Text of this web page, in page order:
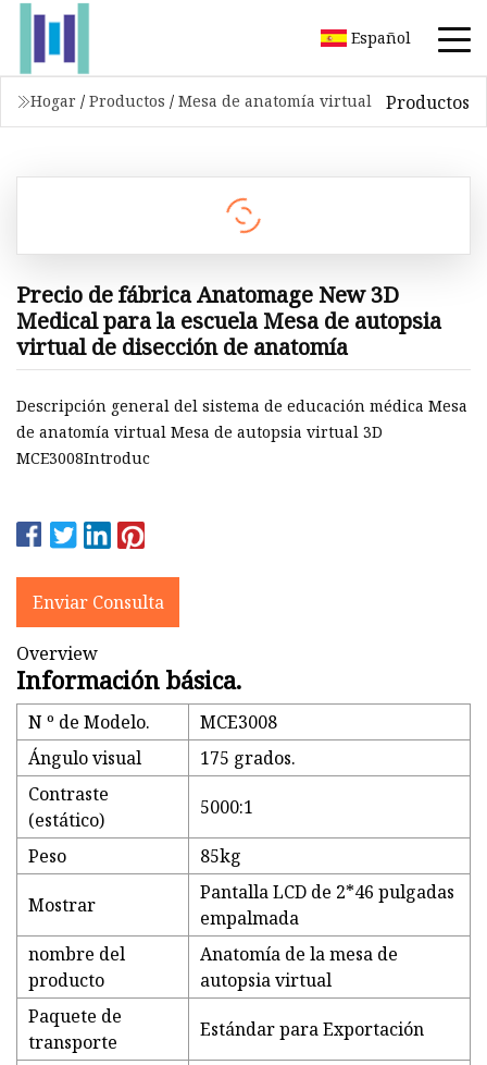
Español
Hogar / Productos / Mesa de anatomía virtual Productos
Precio de fábrica Anatomage New 3D
Medical para la escuela Mesa de autopsia
virtual de disección de anatomía
Descripción general del sistema de educación médica Mesa
de anatomía virtual Mesa de autopsia virtual 3D
MCE3008Introduc
Enviar Consulta
Overview
Información básica.
N º de Modelo.
MCE3008
Ángulo visual
175 grados.
Contraste
(estático)
5000:1
Peso 85kg
Mostrar
Pantalla LCD de 2*46 pulgadas
empalmada
nombre del
producto
Anatomía de la mesa de
autopsia virtual
Paquete de
transporte
Estándar para Exportación